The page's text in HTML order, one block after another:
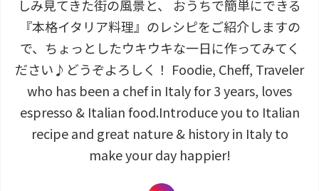
しみ見てきた街の風景と、 おうちで簡単にできる
『本格イタリア料理』のレシピをご紹介しますの
で、ちょっとしたウキウキな一日に作ってみてく
ださい♪どうぞよろしく！ Foodie, Cheff, Traveler
who has been a chef in Italy for 3 years, loves
espresso & Italian food.Introduce you to Italian
recipe and great nature & history in Italy to
make your day happier!